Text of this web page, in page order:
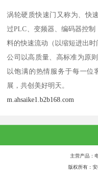
涡轮硬质快速门又称为、快
过PLC、变频器、编码器控
料的快速流动（以缩短进出时
公司以高质量、高标准为原
以饱满的热情服务于每一位
展，共创美好明天。
m.ahsaike1.b2b168.com
主营产品：
版权所有：